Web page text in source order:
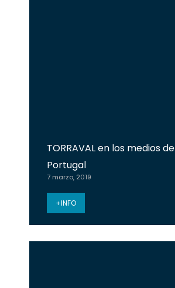
TORRAVAL en los medios de
Portugal
7 marzo, 2019
+INFO